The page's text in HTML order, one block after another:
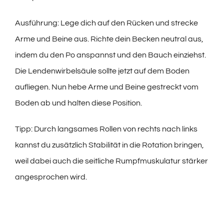
Ausführung: Lege dich auf den Rücken und strecke
Arme und Beine aus. Richte dein Becken neutral aus,
indem du den Po anspannst und den Bauch einziehst.
Die Lendenwirbelsäule sollte jetzt auf dem Boden
aufliegen. Nun hebe Arme und Beine gestreckt vom
Boden ab und halten diese Position.
Tipp: Durch langsames Rollen von rechts nach links
kannst du zusätzlich Stabilität in die Rotation bringen,
weil dabei auch die seitliche Rumpfmuskulatur stärker
angesprochen wird.